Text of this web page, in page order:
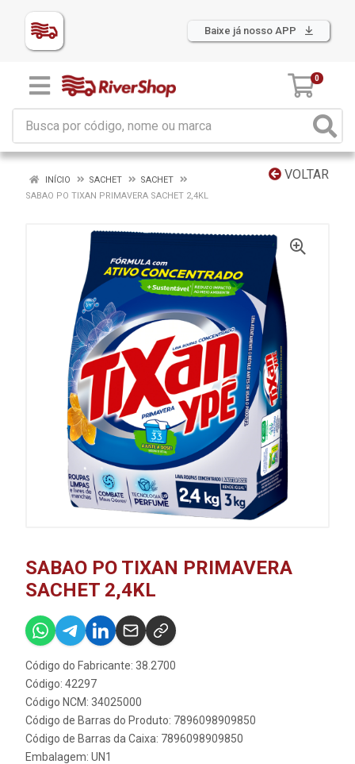
Baixe já nosso APP
0
VOLTAR
INÍCIO SACHET
SACHET
SABAO PO TIXAN PRIMAVERA SACHET 2,4KL
SABAO PO TIXAN PRIMAVERA
SACHET 2,4KL
Código do Fabricante: 38.2700
Código: 42297
Código NCM: 34025000
Código de Barras do Produto: 7896098909850
Código de Barras da Caixa: 7896098909850
Embalagem: UN1